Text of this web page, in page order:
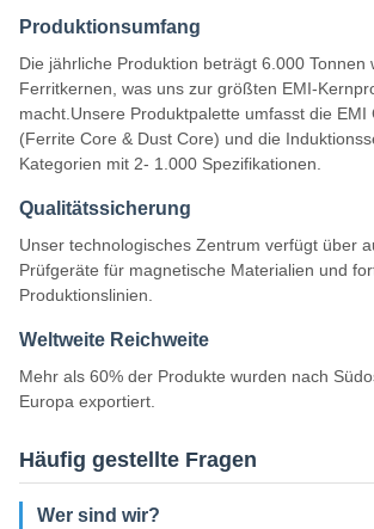
Produktionsumfang
Die jährliche Produktion beträgt 6.000 Tonnen
Ferritkernen, was uns zur größten EMI-
macht.Unsere Produktpalette umfasst die EMI
(Ferrite Core & Dust Core) und die
Kategorien mit 2- 1.000 Spezifikationen.
Qualitätssicherung
Unser technologisches Zentrum verfügt über
Prüfgeräte für magnetische Materialien und
Produktionslinien.
Weltweite Reichweite
Mehr als 60% der Produkte wurden nach
Europa exportiert.
Häufig gestellte Fragen
Wer sind wir?